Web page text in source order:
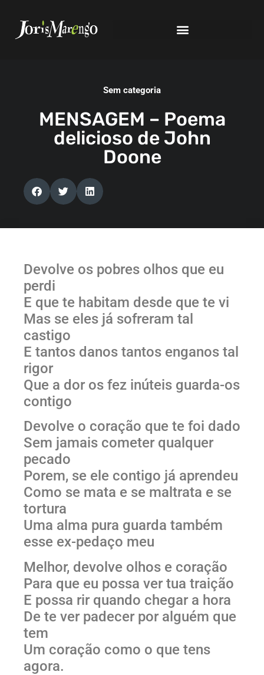
Sem categoria
MENSAGEM – Poema
delicioso de John
Doone
Devolve os pobres olhos que eu
perdi
E que te habitam desde que te vi
Mas se eles já sofreram tal
castigo
E tantos danos tantos enganos tal
rigor
Que a dor os fez inúteis guarda-os
contigo
Devolve o coração que te foi dado
Sem jamais cometer qualquer
pecado
Porem, se ele contigo já aprendeu
Como se mata e se maltrata e se
tortura
Uma alma pura guarda também
esse ex-pedaço meu
Melhor, devolve olhos e coração
Para que eu possa ver tua traição
E possa rir quando chegar a hora
De te ver padecer por alguém que
tem
Um coração como o que tens
agora.